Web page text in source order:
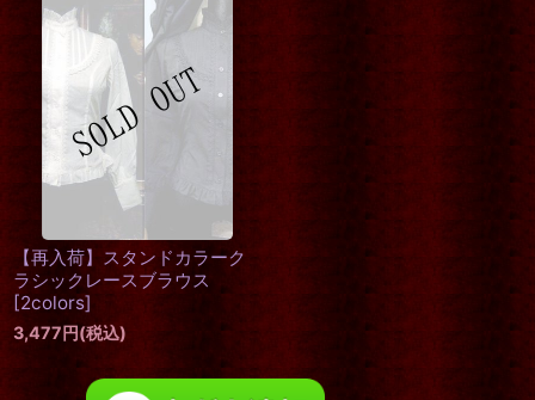
【再入荷】スタンドカラーク
ラシックレースブラウス
[2colors]
3,477円(税込)